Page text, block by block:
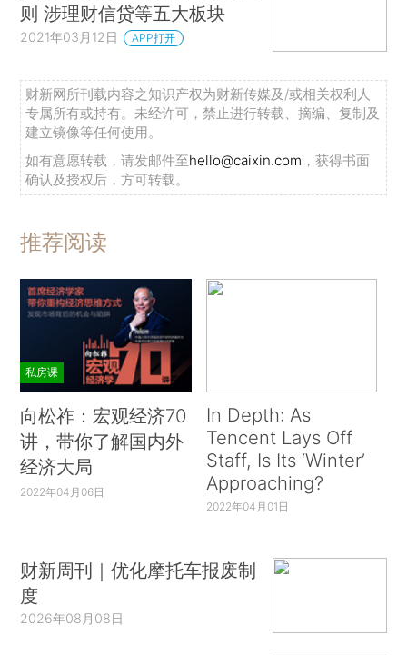
则 涉理财信贷等五大板块
2021年03月12日 APP打开
财新网所刊载内容之知识产权为财新传媒及/或相关权利人
专属所有或持有。未经许可，禁止进行转载、摘编、复制及
建立镜像等任何使用。
如有意愿转载，请发邮件至hello@caixin.com ，获得书面
确认及授权后，方可转载。
推荐阅读
私房课
向松祚：宏观经济70
讲，带你了解国内外
经济大局
2022年04月06日
In Depth: As
Tencent Lays Off
Staff, Is Its ‘Winter’
Approaching?
2022年04月01日
财新周刊｜优化摩托车报废制
度
2026年08月08日